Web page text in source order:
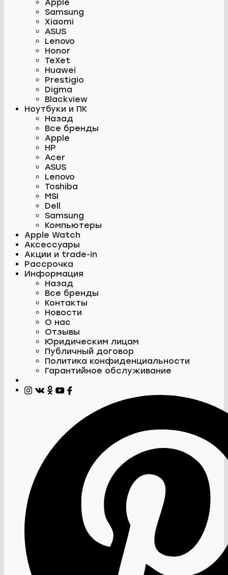
Apple
Samsung
Xiaomi
ASUS
Lenovo
Honor
TeXet
Huawei
Prestigio
Digma
Blackview
Ноутбуки и ПК
Назад
Все бренды
Apple
HP
Acer
ASUS
Lenovo
Toshiba
MSI
Dell
Samsung
Компьютеры
Apple Watch
Аксессуары
Акции и trade-in
Рассрочка
Информация
Назад
Все бренды
Контакты
Новости
О нас
Отзывы
Юридическим лицам
Публичный договор
Политика конфиденциальности
Гарантийное обслуживание